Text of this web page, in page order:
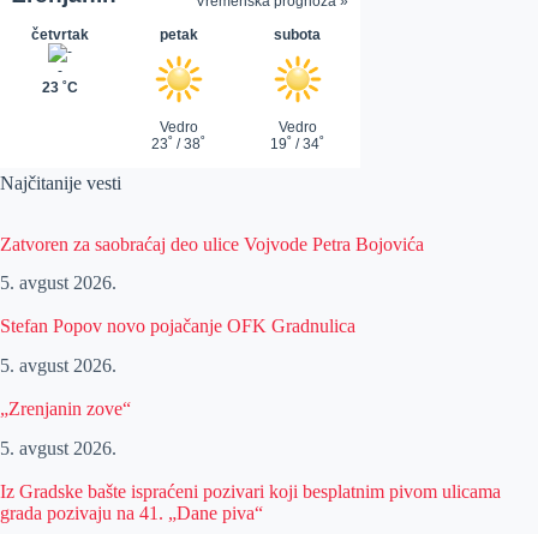
Najčitanije vesti
Zatvoren za saobraćaj deo ulice Vojvode Petra Bojovića
5. avgust 2026.
Stefan Popov novo pojačanje OFK Gradnulica
5. avgust 2026.
„Zrenjanin zove“
5. avgust 2026.
Iz Gradske bašte ispraćeni pozivari koji besplatnim pivom ulicama
grada pozivaju na 41. „Dane piva“